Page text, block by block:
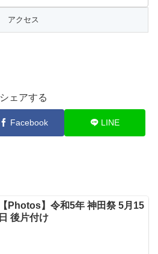
シェアする
Facebook LINE
【Photos】令和5年 神田祭 5月15
日 後片付け